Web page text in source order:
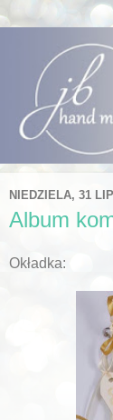
NIEDZIELA, 31
Album
Okładka: